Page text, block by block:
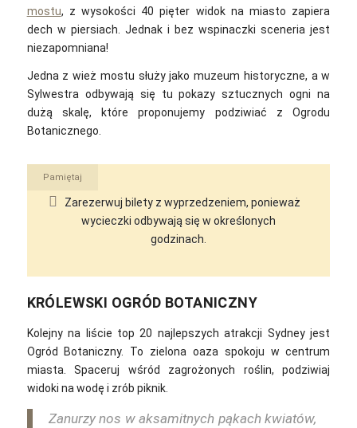
mostu, z wysokości 40 pięter widok na miasto zapiera
dech w piersiach. Jednak i bez wspinaczki sceneria jest
niezapomniana!
Jedna z wież mostu służy jako muzeum historyczne, a w
Sylwestra odbywają się tu pokazy sztucznych ogni na
dużą skalę, które proponujemy podziwiać z Ogrodu
Botanicznego.
Pamiętaj
Zarezerwuj bilety z wyprzedzeniem, ponieważ
wycieczki odbywają się w określonych
godzinach.
KRÓLEWSKI OGRÓD BOTANICZNY
Kolejny na liście top 20 najlepszych atrakcji Sydney jest
Ogród Botaniczny. To zielona oaza spokoju w centrum
miasta. Spaceruj wśród zagrożonych roślin, podziwiaj
widoki na wodę i zrób piknik.
Zanurzy nos w aksamitnych pąkach kwiatów,